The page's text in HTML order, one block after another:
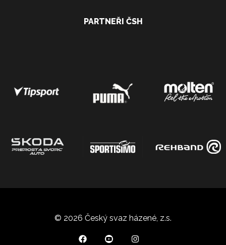
PARTNEŘI ČSH
© 2026 Český svaz házené, z.s.